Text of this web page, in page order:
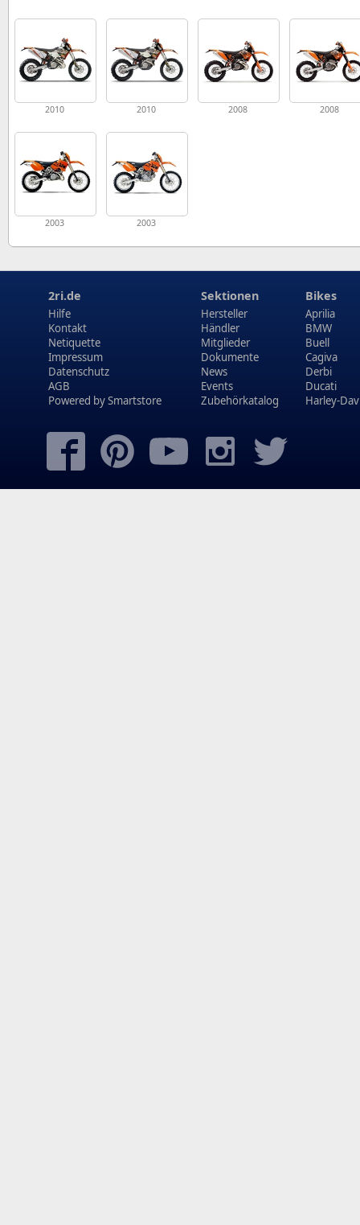
2010 2010 2008 2008
2003 2003
2ri.de
Hilfe
Kontakt
Netiquette
Impressum
Datenschutz
AGB
Powered bySmartstore
Sektionen
Hersteller
Händler
Mitglieder
Dokumente
News
Events
Zubehörkatalog
Bikes
Aprilia
BMW
Buell
Cagiva
Derbi
Ducati
Harley-